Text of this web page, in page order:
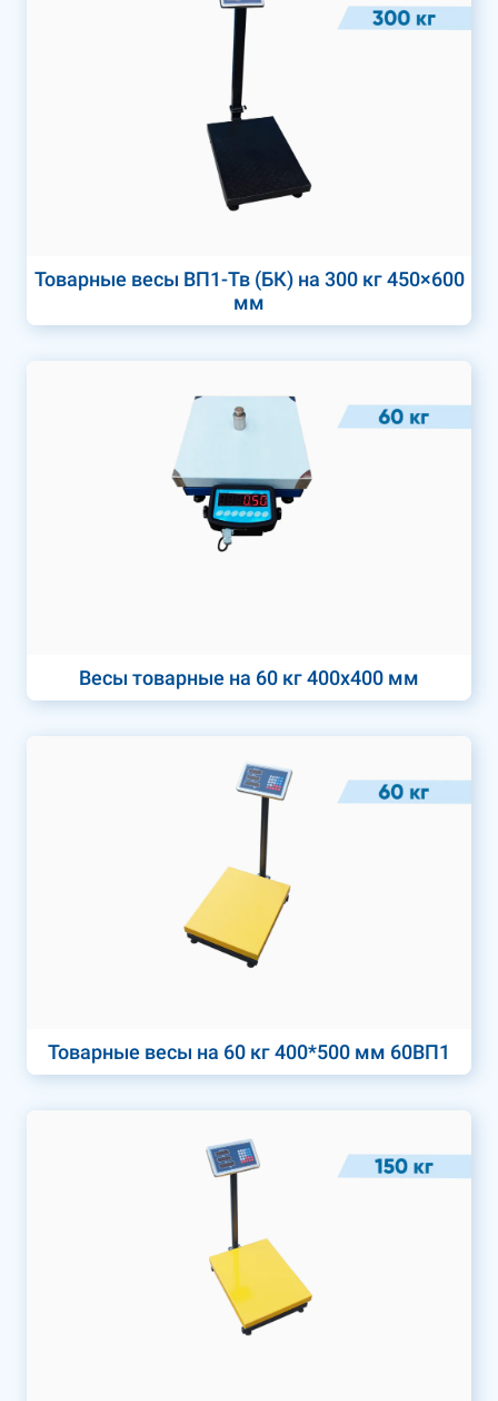
Товарные весы ВП1-Тв (БК) на 300 кг 450×600
мм
Весы товарные на 60 кг 400х400 мм
Товарные весы на 60 кг 400*500 мм 60ВП1